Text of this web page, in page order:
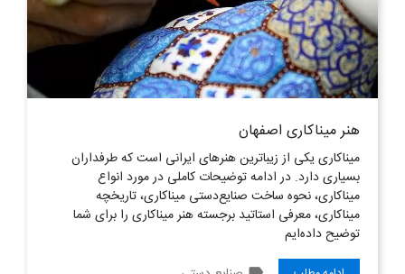
هنر مینا‌‌کاری اصفهان
میناکاری یکی از زیباترین هنرهای ایرانی است که طرفداران
بسیاری دارد. در ادامه توضیحات کاملی در مورد انواع
میناکاری، نحوه ساخت صنایع‌دستی میناکاری، تاریخچه
میناکاری، معرفی استاتید برجسته هنر میناکاری را برای شما
توضیح داده‌ایم